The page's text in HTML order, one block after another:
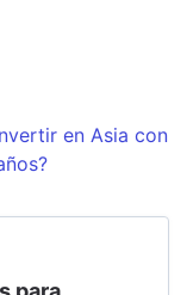
en Asia con